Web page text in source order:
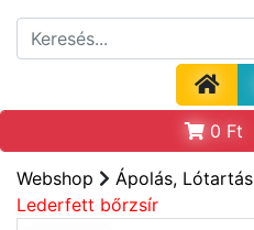
0 Ft
Webshop Ápolás, Lótartás
Lederfett bőrzsír